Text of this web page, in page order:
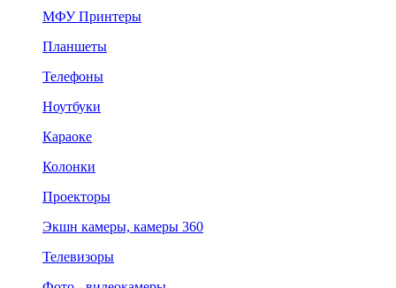
МФУ Принтеры
Планшеты
Телефоны
Ноутбуки
Караоке
Колонки
Проекторы
Экшн камеры, камеры 360
Телевизоры